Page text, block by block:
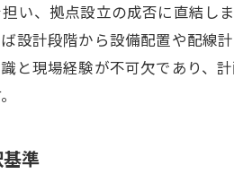
プラント工事と拠点設立のリ
拠点設立に不可欠なプラント
プラント工事が拠点設立にも
い、拠点設立の成否に直結し
設計段階から設備配置や配線
と現場経験が不可欠であり、
準